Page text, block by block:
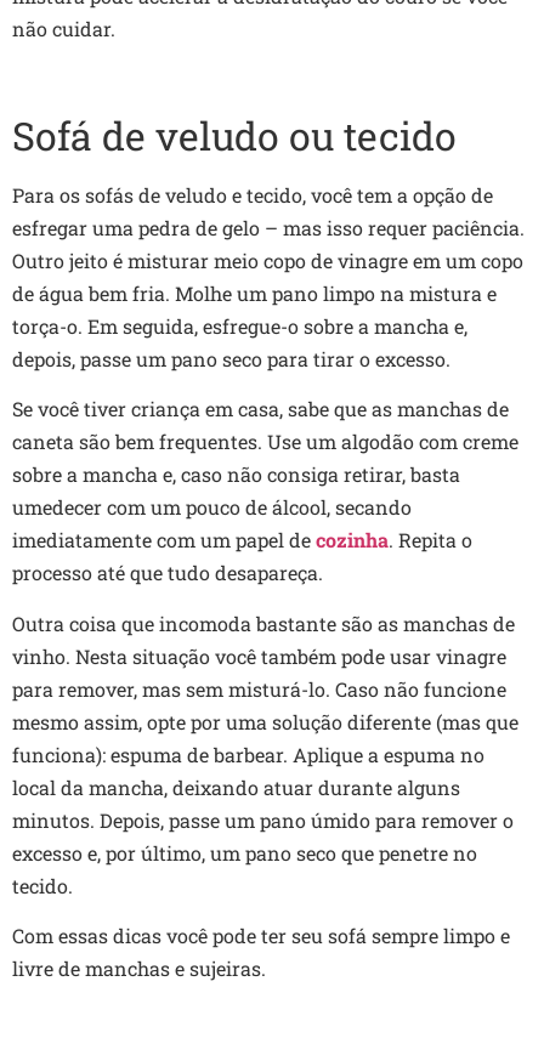
não cuidar.
Sofá de veludo ou tecido
Para os sofás de veludo e tecido, você tem a opção de
esfregar uma pedra de gelo – mas isso requer paciência.
Outro jeito é misturar meio copo de vinagre em um copo
de água bem fria. Molhe um pano limpo na mistura e
torça-o. Em seguida, esfregue-o sobre a mancha e,
depois, passe um pano seco para tirar o excesso.
Se você tiver criança em casa, sabe que as manchas de
caneta são bem frequentes. Use um algodão com creme
sobre a mancha e, caso não consiga retirar, basta
umedecer com um pouco de álcool, secando
imediatamente com um papel decozinha. Repita o
processo até que tudo desapareça.
Outra coisa que incomoda bastante são as manchas de
vinho. Nesta situação você também pode usar vinagre
para remover, mas sem misturá-lo. Caso não funcione
mesmo assim, opte por uma solução diferente (mas que
funciona): espuma de barbear. Aplique a espuma no
local da mancha, deixando atuar durante alguns
minutos. Depois, passe um pano úmido para remover o
excesso e, por último, um pano seco que penetre no
tecido.
Com essas dicas você pode ter seu sofá sempre limpo e
livre de manchas e sujeiras.